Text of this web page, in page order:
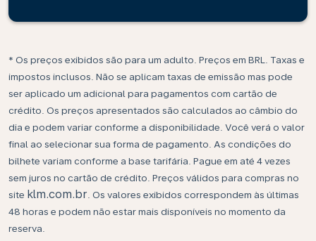
* Os preços exibidos são para um adulto. Preços em BRL. Taxas e
impostos inclusos. Não se aplicam taxas de emissão mas pode
ser aplicado um adicional para pagamentos com cartão de
crédito. Os preços apresentados são calculados ao câmbio do
dia e podem variar conforme a disponibilidade. Você verá o valor
final ao selecionar sua forma de pagamento. As condições do
bilhete variam conforme a base tarifária. Pague em até 4 vezes
sem juros no cartão de crédito. Preços válidos para compras no
site klm.com.br . Os valores exibidos correspondem às últimas
48 horas e podem não estar mais disponíveis no momento da
reserva.